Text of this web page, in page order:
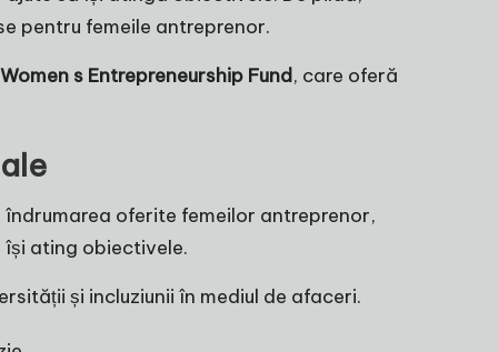
pentru femeile antreprenor.
Women s Entrepreneurship Fund, care oferă
oferite femeilor antreprenor,
ating obiectivele.
și incluziunii în mediul de afaceri.